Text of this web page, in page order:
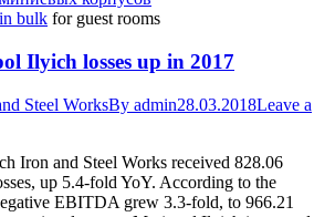
bulk for guest rooms
Ilyich losses up in 2017
Steel WorksBy admin28.03.2018Leave a
Iron and Steel Works received 828.06
up 5.4-fold YoY. According to the
EBITDA grew 3.3-fold, to 966.21